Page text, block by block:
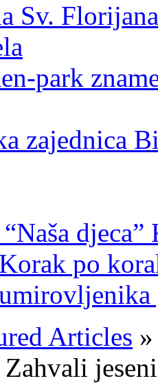
Sv. Florijana
park
zajednica
djeca”
po
Articles »
jeseni